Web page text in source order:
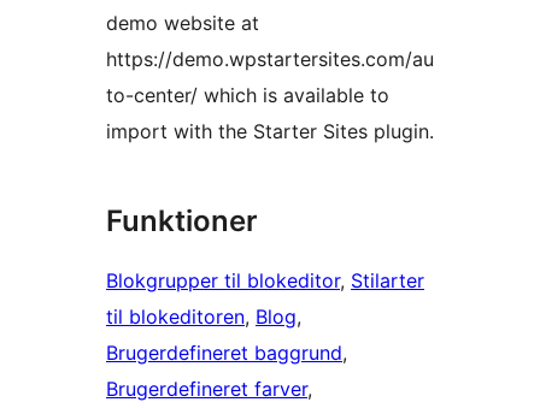
demo website at
https://demo.wpstartersites.com/au
to-center/ which is available to
import with the Starter Sites plugin.
Funktioner
Blokgrupper til blokeditor, Stilarter
til blokeditoren, Blog
Brugerdefineret baggrund
Brugerdefineret farver